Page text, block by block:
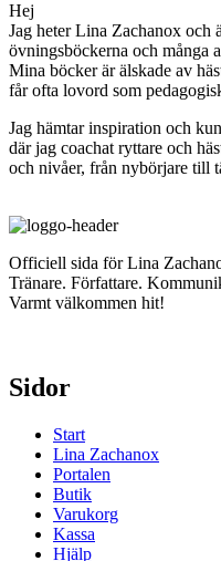
Hej
Jag heter Lina Zachanox och
övningsböckerna och många
Mina böcker är älskade av
får ofta lovord som
Jag hämtar inspiration och
där jag coachat ryttare och
och nivåer, från nybörjare till
Officiell sida för Lina
Tränare. Författare.
Varmt välkommen hit!
Sidor
Start
Lina Zachanox
Portalen
Butik
Varukorg
Kassa
Hjälp